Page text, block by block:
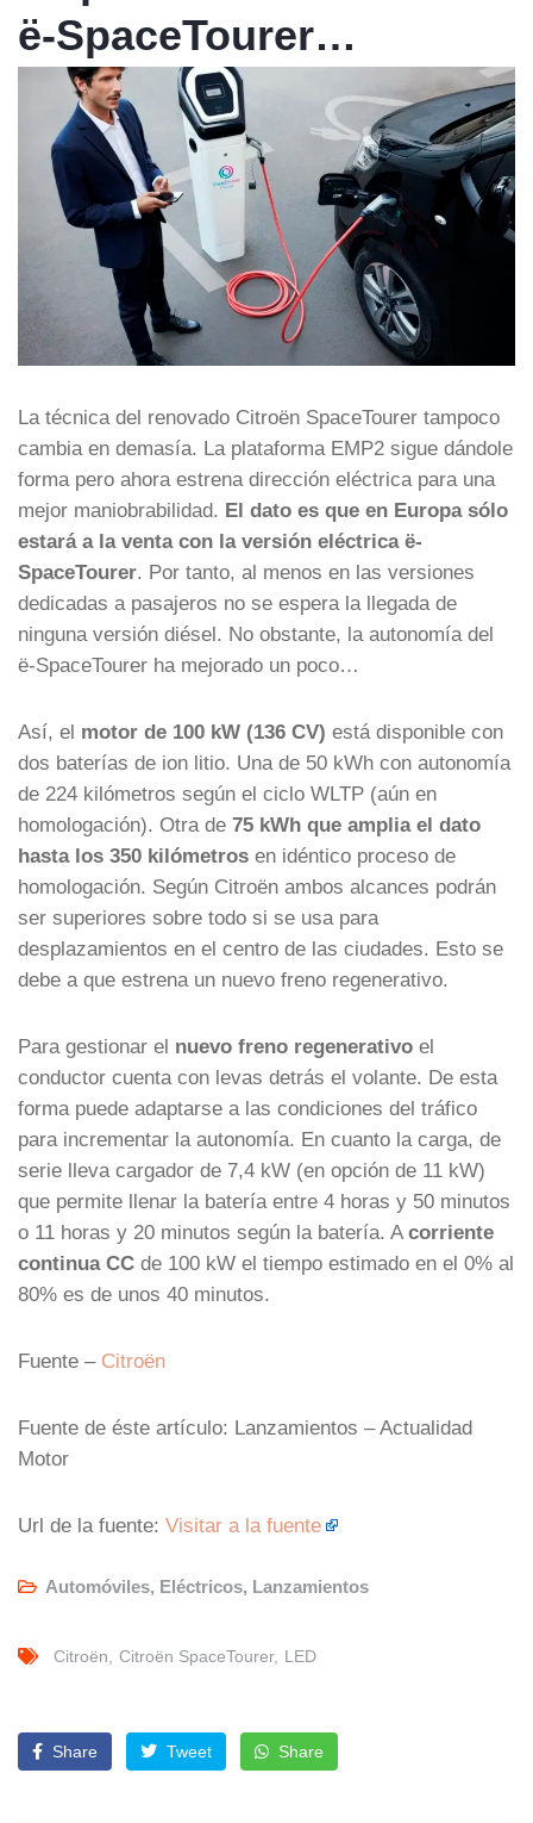
ë-SpaceTourer…
La técnica del renovado Citroën SpaceTourer tampoco
cambia en demasía. La plataforma EMP2 sigue dándole
forma pero ahora estrena dirección eléctrica para una
mejor maniobrabilidad. El dato es que en Europa sólo
estará a la venta con la versión eléctrica ë-
SpaceTourer . Por tanto, al menos en las versiones
dedicadas a pasajeros no se espera la llegada de
ninguna versión diésel. No obstante, la autonomía del
ë-SpaceTourer ha mejorado un poco…
Así, el motor de 100 kW (136 CV) está disponible con
dos baterías de ion litio. Una de 50 kWh con autonomía
de 224 kilómetros según el ciclo WLTP (aún en
homologación). Otra de 75 kWh que amplia el dato
hasta los 350 kilómetros en idéntico proceso de
homologación. Según Citroën ambos alcances podrán
ser superiores sobre todo si se usa para
desplazamientos en el centro de las ciudades. Esto se
debe a que estrena un nuevo freno regenerativo.
Para gestionar el nuevo freno regenerativo el
conductor cuenta con levas detrás el volante. De esta
forma puede adaptarse a las condiciones del tráfico
para incrementar la autonomía. En cuanto la carga, de
serie lleva cargador de 7,4 kW (en opción de 11 kW)
que permite llenar la batería entre 4 horas y 50 minutos
o 11 horas y 20 minutos según la batería. A corriente
continua CC de 100 kW el tiempo estimado en el 0% al
80% es de unos 40 minutos.
Fuente – Citroën
Fuente de éste artículo: Lanzamientos – Actualidad
Motor
Url de la fuente: Visitar a la fuente
Automóviles, Eléctricos, Lanzamientos
Citroën Citroën SpaceTourer LED
Share Tweet Share